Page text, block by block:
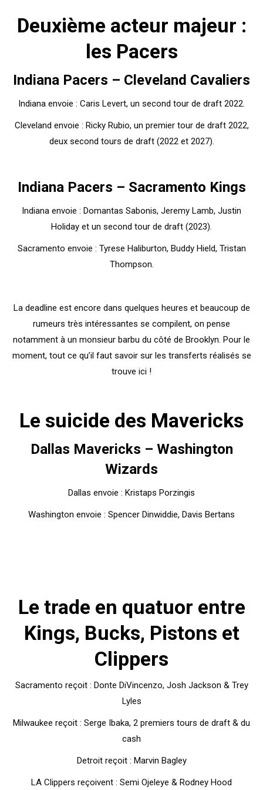
Deuxième acteur majeur :
les Pacers
Indiana Pacers – Cleveland Cavaliers
Indiana envoie : Caris Levert, un second tour de draft 2022.
Cleveland envoie : Ricky Rubio, un premier tour de draft 2022,
deux second tours de draft (2022 et 2027).
Indiana Pacers – Sacramento Kings
Indiana envoie : Domantas Sabonis, Jeremy Lamb, Justin
Holiday et un second tour de draft (2023).
Sacramento envoie : Tyrese Haliburton, Buddy Hield, Tristan
Thompson.
La deadline est encore dans quelques heures et beaucoup de
rumeurs très intéressantes se compilent, on pense
notamment à un monsieur barbu du côté de Brooklyn. Pour le
moment, tout ce qu’il faut savoir sur les transferts réalisés se
trouve ici !
Le suicide des Mavericks
Dallas Mavericks – Washington
Wizards
Dallas envoie : Kristaps Porzingis
Washington envoie : Spencer Dinwiddie, Davis Bertans
Le trade en quatuor entre
Kings, Bucks, Pistons et
Clippers
Sacramento reçoit : Donte DiVincenzo, Josh Jackson & Trey
Lyles
Milwaukee reçoit : Serge Ibaka, 2 premiers tours de draft & du
cash
Detroit reçoit : Marvin Bagley
LA Clippers reçoivent : Semi Ojeleye & Rodney Hood